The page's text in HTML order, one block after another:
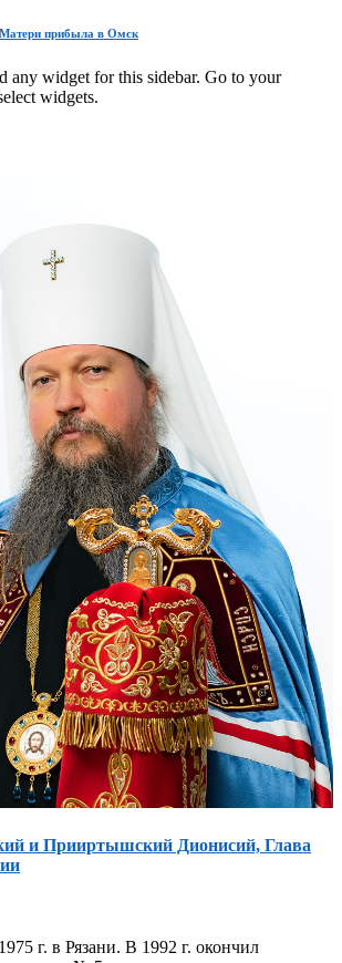
прибыла в Омск
any widget for this sidebar. Go to your
widgets.
и Прииртышский Дионисий, Глава
г. в Рязани. В 1992 г. окончил